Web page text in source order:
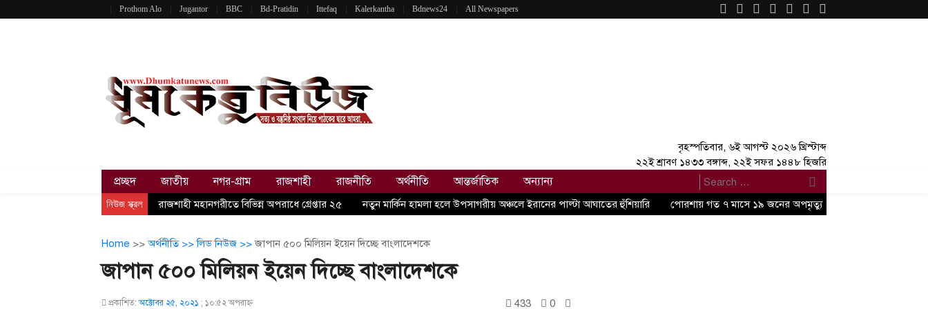
Prothom Alo Jugantor BBC Bd-Pratidin Ittefaq Kalerkantha Bdnews24 All Newspapers
বৃহস্পতিবার, ৬ই আগস্ট ২০২৬ খ্রিস্টাব্দ
২২ই শ্রাবণ ১৪৩৩ বঙ্গাব্দ, ২২ই সফর ১৪৪৮ হিজরি
প্রচ্ছদ জাতীয় নগর-গ্রাম রাজশাহী রাজনীতি অর্থনীতি আন্তর্জাতিক অন্যান্য
×
নিউজ স্ক্রল রাজশাহী মহানগরীতে বিভিন্ন অপরাধে গ্রেপ্তার ২৫ নতুন মার্কিন হামলা হলে উপসাগরীয় অঞ্চলে ইরানের পাল্টা আঘাতের হুঁশিয়ারি পোরশায় গত ৭ মাসে ১৯ জনের অপমৃত্যু
Home >>অর্থনীতি >>লিড নিউজ >>জাপান ৫০০ মিলিয়ন ইয়েন দিচ্ছে বাংলাদেশকে
জাপান ৫০০ মিলিয়ন ইয়েন দিচ্ছে বাংলাদেশকে
প্রকাশিত:অক্টোবর ২৫, ২০২১ ; ১০:৫২ অপরাহ্ণ 433 0